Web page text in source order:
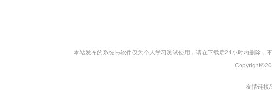
本站发布的系统与软件仅为个人学习测试使用，请在下载后24小时内删除，
友情链接